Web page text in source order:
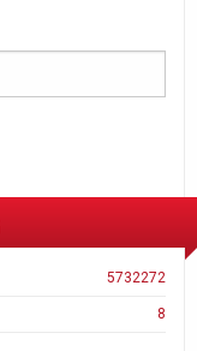
5732272
8